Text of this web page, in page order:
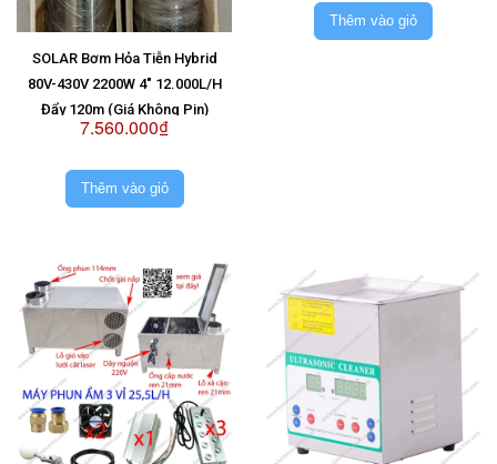
SOLAR Bơm Hỏa Tiễn Hybrid
80V-430V 2200W 4" 12.000L/H
Đẩy 120m (Giá Không Pin)
7.560.000₫
Thêm vào giỏ
Thêm vào giỏ